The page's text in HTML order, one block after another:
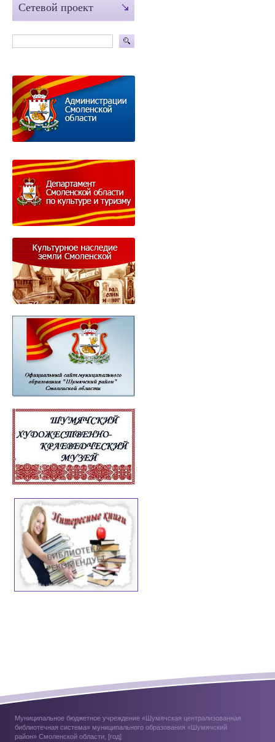
Сетевой проект
Муниципальное бюджетное учреждение «Шумячская централизованная
библиотечная система» муниципального образования «Шумячский
район» Смоленской области, [год]